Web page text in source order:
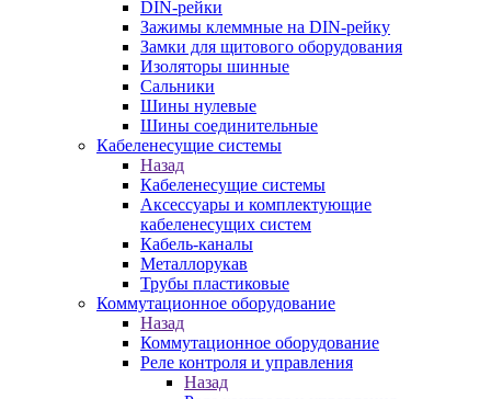
DIN-рейки
Зажимы клеммные на DIN-рейку
Замки для щитового оборудования
Изоляторы шинные
Сальники
Шины нулевые
Шины соединительные
Кабеленесущие системы
Назад
Кабеленесущие системы
Аксессуары и комплектующие
кабеленесущих систем
Кабель-каналы
Металлорукав
Трубы пластиковые
Коммутационное оборудование
Назад
Коммутационное оборудование
Реле контроля и управления
Назад